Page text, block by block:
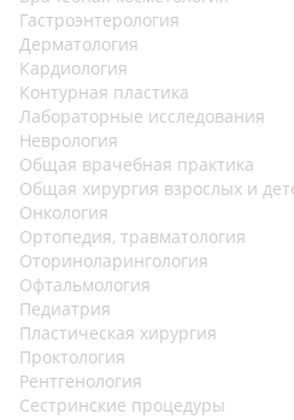
Гастроэнтерология
Дерматология
Кардиология
Контурная пластика
Лабораторные исследования
Неврология
Общая врачебная практика
Общая хирургия взрослых и
Онкология
Ортопедия, травматология
Оториноларингология
Офтальмология
Педиатрия
Пластическая хирургия
Проктология
Рентгенология
Сестринские процедуры